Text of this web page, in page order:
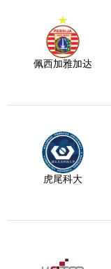
佩西加雅加达
虎尾科大